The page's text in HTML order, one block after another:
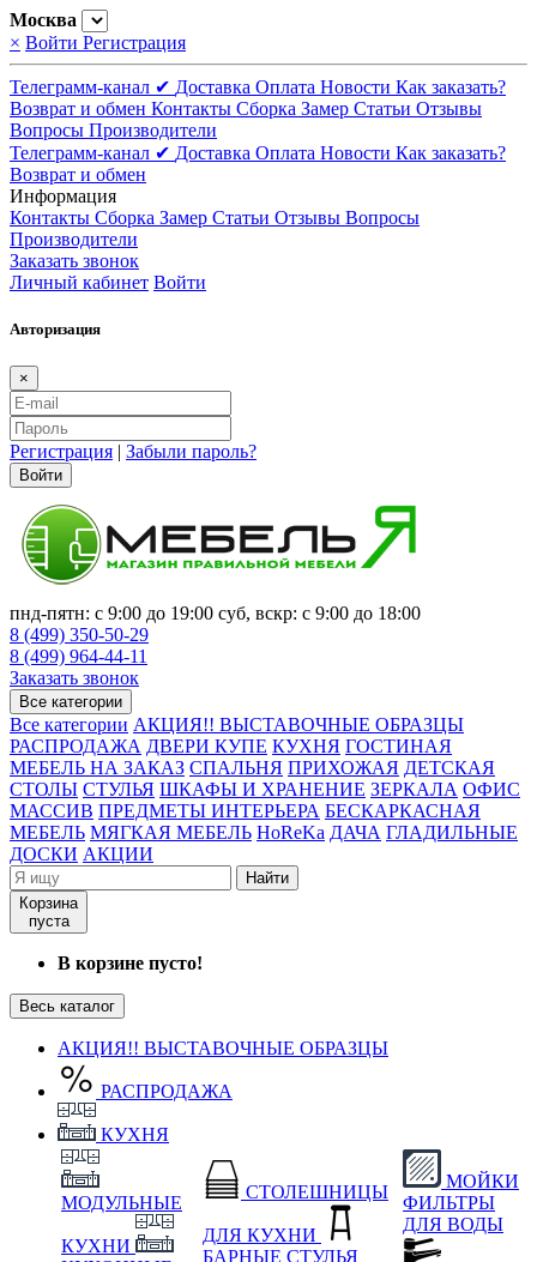
Москва
× Войти Регистрация
Телеграмм-канал ✔ Доставка Оплата Новости Как заказать?
Возврат и обмен Контакты Сборка Замер Статьи Отзывы
Вопросы Производители
Телеграмм-канал ✔ Доставка Оплата Новости Как заказать?
Возврат и обмен
Информация
Контакты Сборка Замер Статьи Отзывы Вопросы
Производители
Заказать звонок
Личный кабинет Войти
Авторизация
×
Регистрация | Забыли пароль?
Войти
пнд-пятн: с 9:00 до 19:00 суб, вскр: с 9:00 до 18:00
8 (499) 350-50-29
8 (499) 964-44-11
Заказать звонок
Все категории
Все категории АКЦИЯ!! ВЫСТАВОЧНЫЕ ОБРАЗЦЫ
РАСПРОДАЖА ДВЕРИ КУПЕ КУХНЯ ГОСТИНАЯ
МЕБЕЛЬ НА ЗАКАЗ СПАЛЬНЯ ПРИХОЖАЯ ДЕТСКАЯ
СТОЛЫ СТУЛЬЯ ШКАФЫ И ХРАНЕНИЕ ЗЕРКАЛА ОФИС
МАССИВ ПРЕДМЕТЫ ИНТЕРЬЕРА БЕСКАРКАСНАЯ
МЕБЕЛЬ МЯГКАЯ МЕБЕЛЬ HoReKa ДАЧА ГЛАДИЛЬНЫЕ
ДОСКИ АКЦИИ
Найти
Корзина
пуста
В корзине пусто!
Весь каталог
АКЦИЯ!! ВЫСТАВОЧНЫЕ ОБРАЗЦЫ
РАСПРОДАЖА
КУХНЯ
МОДУЛЬНЫЕ
КУХНИ
СТОЛЕШНИЦЫ
ДЛЯ КУХНИ
БАРНЫЕ СТУЛЬЯ
МОЙКИ
ФИЛЬТРЫ
ДЛЯ ВОДЫ